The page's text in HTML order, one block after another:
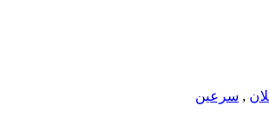
, سرعین